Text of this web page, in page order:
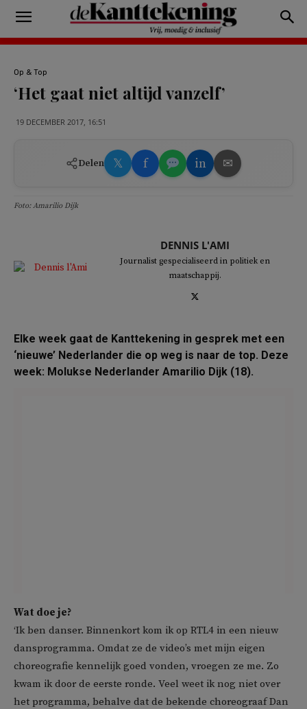
Op & Top
‘Het gaat niet altijd vanzelf’
19 DECEMBER 2017, 16:51
Delen 𝕏 f in ✉
Foto: Amarilio Dijk
DENNIS L'AMI
Journalist gespecialiseerd in politiek en
maatschappij.
Elke week gaat de Kanttekening in gesprek met een
‘nieuwe’ Nederlander die op weg is naar de top. Deze
week: Molukse Nederlander Amarilio Dijk (18).
Wat doe je?
‘Ik ben danser. Binnenkort kom ik op RTL4 in een nieuw
dansprogramma. Omdat ze de video’s met mijn eigen
choreografie kennelijk goed vonden, vroegen ze me. Zo
kwam ik door de eerste ronde. Veel weet ik nog niet over
het programma, behalve dat de bekende choreograaf Dan